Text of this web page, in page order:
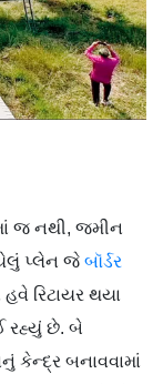
જ નથી, જમીન
પ્લેન જે બૉર્ડર
રિટાયર થયા
રહ્યું છે. બે
બનાવવામાં